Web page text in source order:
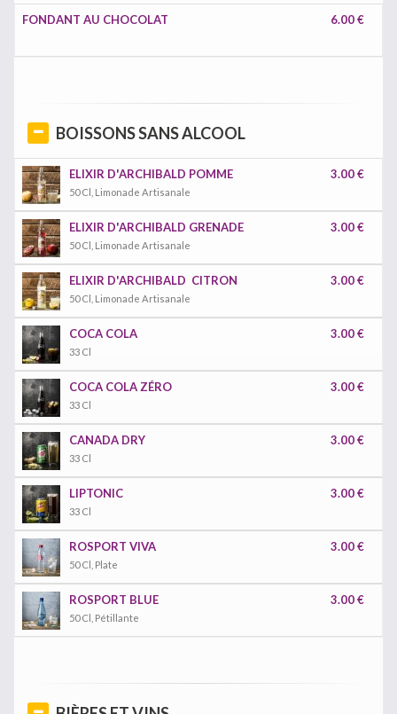
FONDANT AU CHOCOLAT 6.00 €
BOISSONS SANS ALCOOL
ELIXIR D'ARCHIBALD POMME
50 Cl, Limonade Artisanale
3.00 €
ELIXIR D'ARCHIBALD GRENADE
50 Cl, Limonade Artisanale
3.00 €
ELIXIR D'ARCHIBALD CITRON
50 Cl, Limonade Artisanale
3.00 €
COCA COLA
33 Cl
3.00 €
COCA COLA ZÉRO
33 Cl
3.00 €
CANADA DRY
33 Cl
3.00 €
LIPTONIC
33 Cl
3.00 €
ROSPORT VIVA
50 Cl, Plate
3.00 €
ROSPORT BLUE
50 Cl, Pétillante
3.00 €